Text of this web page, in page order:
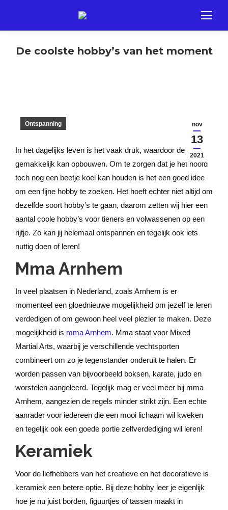
De coolste hobby’s van het moment
nov
13
2021
Ontspanning
In het dagelijks leven is het vaak druk, waardoor de stress
gemakkelijk kan opbouwen. Om te zorgen dat je het hoofd
toch nog een beetje koel kan houden is het een goed idee
om een fijne hobby te zoeken. Het hoeft echter niet altijd om
dezelfde soort hobby’s te gaan, daarom zetten wij hier een
aantal coole hobby’s voor tieners en volwassenen op een
rijtje. Zo kan jij helemaal ontspannen en tegelijk ook iets
nuttig doen of leren!
Mma Arnhem
In veel plaatsen in Nederland, zoals Arnhem is er
momenteel een gloednieuwe mogelijkheid om jezelf te leren
verdedigen of om gewoon heel veel plezier te maken. Deze
mogelijkheid is mma Arnhem. Mma staat voor Mixed
Martial Arts, waarbij je verschillende vechtsporten
combineert om zo je tegenstander onderuit te halen. Er
worden passen van bijvoorbeeld boksen, karate, judo en
worstelen aangeleerd. Tegelijk mag er veel meer bij mma
Arnhem, aangezien de regels minder strikt zijn. Een echte
aanrader voor iedereen die een mooi lichaam wil kweken
en tegelijk ook een goede portie zelfverdediging wil leren!
Keramiek
Voor de liefhebbers van het creatieve en het decoratieve is
keramiek een betere optie. Bij deze hobby leer je eigenlijk
hoe je nu juist borden, figuurtjes of tassen maakt in